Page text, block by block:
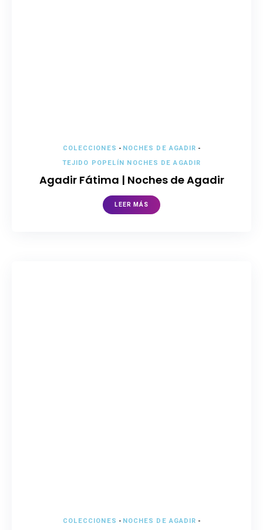
COLECCIONES - NOCHES DE AGADIR -
TEJIDO POPELÍN NOCHES DE AGADIR
Agadir Fátima | Noches de Agadir
LEER MÁS
COLECCIONES - NOCHES DE AGADIR -